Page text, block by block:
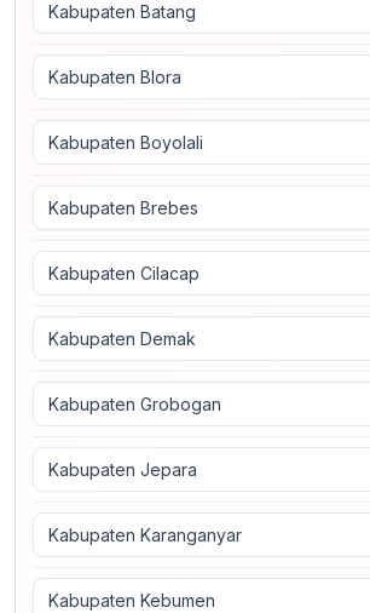
Kabupaten Batang
Kabupaten Blora
Kabupaten Boyolali
Kabupaten Brebes
Kabupaten Cilacap
Kabupaten Demak
Kabupaten Grobogan
Kabupaten Jepara
Kabupaten Karanganyar
Kabupaten Kebumen